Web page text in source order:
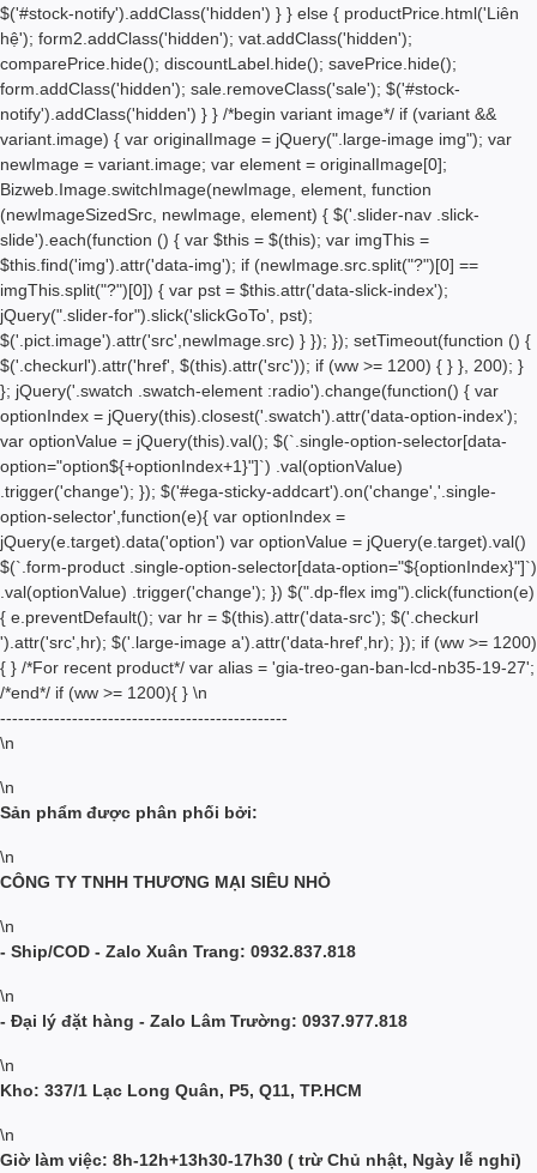
$('#stock-notify').addClass('hidden') } } else { productPrice.html('Liên
hệ'); form2.addClass('hidden'); vat.addClass('hidden');
comparePrice.hide(); discountLabel.hide(); savePrice.hide();
form.addClass('hidden'); sale.removeClass('sale'); $('#stock-
notify').addClass('hidden') } } /*begin variant image*/ if (variant &&
variant.image) { var originalImage = jQuery(".large-image img"); var
newImage = variant.image; var element = originalImage[0];
Bizweb.Image.switchImage(newImage, element, function
(newImageSizedSrc, newImage, element) { $('.slider-nav .slick-
slide').each(function () { var $this = $(this); var imgThis =
$this.find('img').attr('data-img'); if (newImage.src.split("?")[0] ==
imgThis.split("?")[0]) { var pst = $this.attr('data-slick-index');
jQuery(".slider-for").slick('slickGoTo', pst);
$('.pict.image').attr('src',newImage.src) } }); }); setTimeout(function () {
$('.checkurl').attr('href', $(this).attr('src')); if (ww >= 1200) { } }, 200); }
}; jQuery('.swatch .swatch-element :radio').change(function() { var
optionIndex = jQuery(this).closest('.swatch').attr('data-option-index');
var optionValue = jQuery(this).val(); $(`.single-option-selector[data-
option="option${+optionIndex+1}"]`) .val(optionValue)
.trigger('change'); }); $('#ega-sticky-addcart').on('change','.single-
option-selector',function(e){ var optionIndex =
jQuery(e.target).data('option') var optionValue = jQuery(e.target).val()
$(`.form-product .single-option-selector[data-option="${optionIndex}"]`)
.val(optionValue) .trigger('change'); }) $(".dp-flex img").click(function(e)
{ e.preventDefault(); var hr = $(this).attr('data-src'); $('.checkurl
').attr('src',hr); $('.large-image a').attr('data-href',hr); }); if (ww >= 1200)
{ } /*For recent product*/ var alias = 'gia-treo-gan-ban-lcd-nb35-19-27';
/*end*/ if (ww >= 1200){ } \n
------------------------------------------------
\n
\n
Sản phẩm được phân phối bởi:
\n
CÔNG TY TNHH THƯƠNG MẠI SIÊU NHỎ
\n
- Ship/COD - Zalo Xuân Trang: 0932.837.818
\n
- Đại lý đặt hàng - Zalo Lâm Trường: 0937.977.818
\n
Kho: 337/1 Lạc Long Quân, P5, Q11, TP.HCM
\n
Giờ làm việc: 8h-12h+13h30-17h30 ( trừ Chủ nhật, Ngày lễ nghỉ)